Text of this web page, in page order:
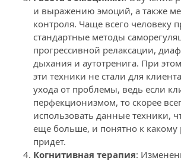
и выражению эмоций, а также
контроля. Чаще всего человеку
стандартные методы
прогрессивной релаксации,
дыхания и аутотренига. При
эти техники не стали для
ухода от проблемы, ведь если
перфекционизмом, то скорее
использовать данные техники,
еще больше, и понятно к какому
придет.
Когнитивная терапия: